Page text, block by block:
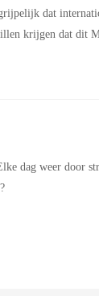
dat
krijgen dat dit
dag weer door